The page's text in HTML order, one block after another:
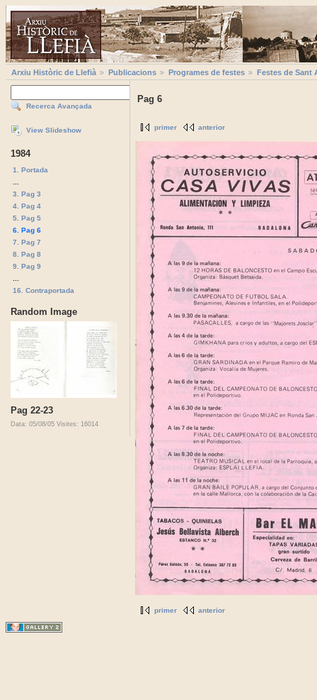
Arxiu Històric de Llefià Publicacions Programes de festes Festes de Sant
Recerca Avançada
View Slideshow
1984
1. Portada
3. Pag 3
4. Pag 4
5. Pag 5
6. Pag 6
7. Pag 7
8. Pag 8
9. Pag 9
16. Contraportada
Random Image
Pag 22-23
Data: 05/08/05 Visites: 16014
Pag 6
primer anterior
primer anterior